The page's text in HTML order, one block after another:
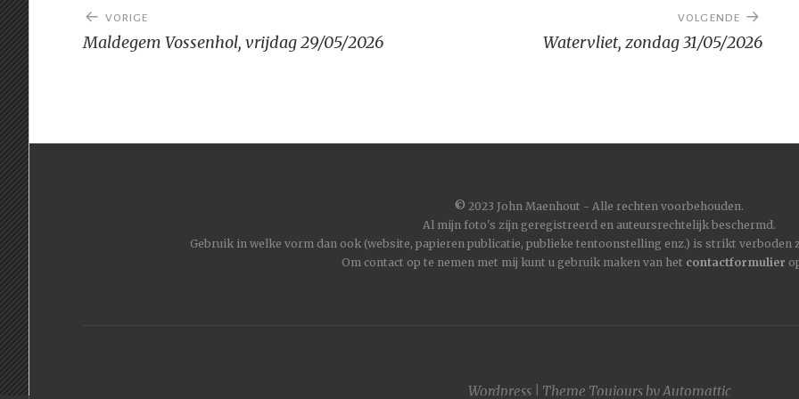
Bericht
navigatie
VORIGE
Maldegem Vossenhol, vrijdag 29/05/2026
VOLGENDE
Watervliet, zondag 31/05/2026
© 2023 John Maenhout - Alle rechten voorbehouden.
Al mijn foto's zijn geregistreerd en auteursrechtelijk beschermd.
Gebruik in welke vorm dan ook (website, papieren publicatie, publieke tentoonstelling enz.) is strikt
Om contact op te nemen met mij kunt u gebruik maken van het contactformulier
Wordpress| Theme ToujoursbyAutomattic